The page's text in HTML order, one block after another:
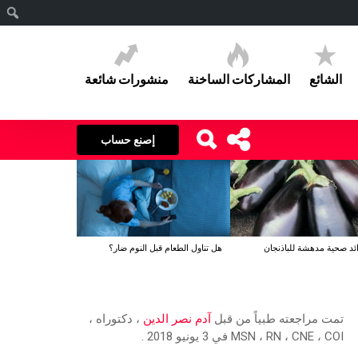
الشائع المشاركات الساخنة منشورات شائعة
إصنع حساب
هل تناول الطعام قبل النوم ضار؟
تمت مراجعته طبياً من قبل آدم نصر الدين ، دكتوراه ،
MSN ، RN ، CNE ، COI في 3 يونيو 2018 .